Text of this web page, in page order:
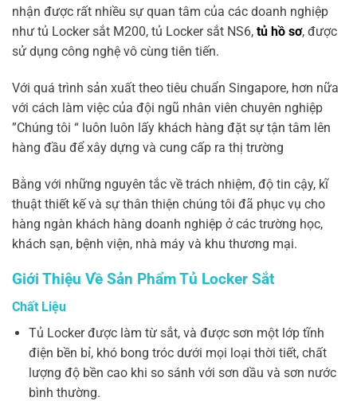
nhận được rất nhiều sự quan tâm của các doanh nghiệp
như tủ Locker sắt M200, tủ Locker sắt NS6, tủ hồ sơ, được
sử dụng công nghệ vô cùng tiên tiến.
Với quá trình sản xuất theo tiêu chuẩn Singapore, hơn nữa
với cách làm việc của đội ngũ nhân viên chuyên nghiệp
”Chúng tôi “ luôn luôn lấy khách hàng đặt sự tận tâm lên
hàng đầu để xây dựng và cung cấp ra thị trường
Bằng với những nguyên tắc về trách nhiệm, độ tin cậy, kĩ
thuật thiết kế và sự thân thiện chúng tôi đã phục vụ cho
hàng ngàn khách hàng doanh nghiệp ở các trường học,
khách sạn, bệnh viện, nhà máy và khu thương mại.
Giới Thiệu Về Sản Phẩm Tủ Locker Sắt
Chất Liệu
Tủ Locker được làm từ sắt, và được sơn một lớp tĩnh
điện bền bỉ, khó bong tróc dưới mọi loại thời tiết, chất
lượng độ bền cao khi so sánh với sơn dầu và sơn nước
bình thường.